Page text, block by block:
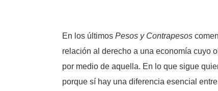
En los últimos Pesos y Contrapesos
relación al derecho a una economía cuyo
por medio de aquella. En lo que sigue
porque sí hay una diferencia esencial